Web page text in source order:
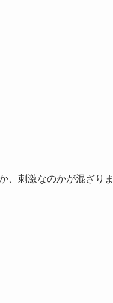
、刺激なのかが混ざりま